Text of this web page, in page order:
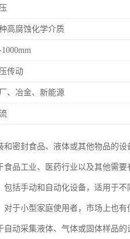
高腐蚀化学介质
1000mm
传动
、冶金、新能源
和密封食品、液体或其他物品的
品工业、医药行业以及其他需要
包括手动和自动化设备，适用于
于小型家庭使用者，市场上也
自动采集液体、气体或固体样品